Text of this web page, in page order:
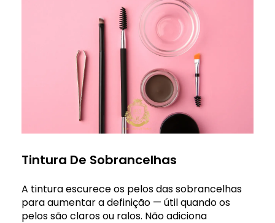
Tintura De Sobrancelhas
A tintura escurece os pelos das sobrancelhas
para aumentar a definição — útil quando os
pelos são claros ou ralos. Não adiciona